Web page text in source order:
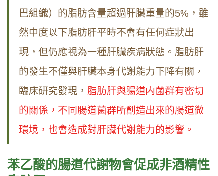
巴組織）的脂肪含量超過肝臟重量的5%，雖
然中度以下脂肪肝平時不會有任何症狀出
現，但仍應視為一種肝臟疾病狀態。脂肪肝
的發生不僅與肝臟本身代謝能力下降有關，
臨床研究發現， 脂肪肝與腸道内菌群有密切
的關係，不同腸道菌群所創造出來的腸道微
環境，也會造成對肝臟代謝能力的影響。
苯乙酸的腸道代謝物會促成非酒精性